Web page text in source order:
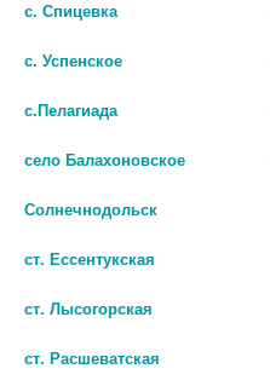
В КОРЗИНУ
с. Спицевка
с. Успенское
с.Пелагиада
село Балахоновское
Солнечнодольск
ст. Ессентукская
ст. Лысогорская
ст. Расшеватская